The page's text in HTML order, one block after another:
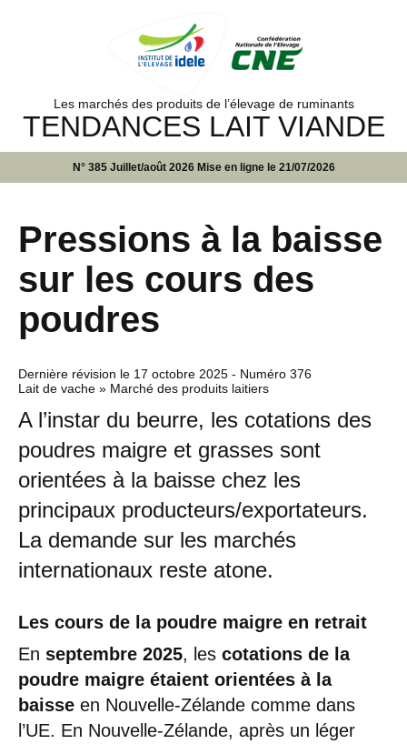
Les marchés des produits de l’élevage de ruminants
TENDANCES LAIT VIANDE
N° 385 Juillet/août 2026 Mise en ligne le 21/07/2026
Pressions à la baisse
sur les cours des
poudres
Dernière révision le 17 octobre 2025 - Numéro 376
Lait de vache » Marché des produits laitiers
A l’instar du beurre, les cotations des
poudres maigre et grasses sont
orientées à la baisse chez les
principaux producteurs/exportateurs.
La demande sur les marchés
internationaux reste atone.
Les cours de la poudre maigre en retrait
En septembre 2025, les cotations de la
poudre maigre étaient orientées à la
baisse en Nouvelle-Zélande comme dans
l’UE. En Nouvelle-Zélande, après un léger